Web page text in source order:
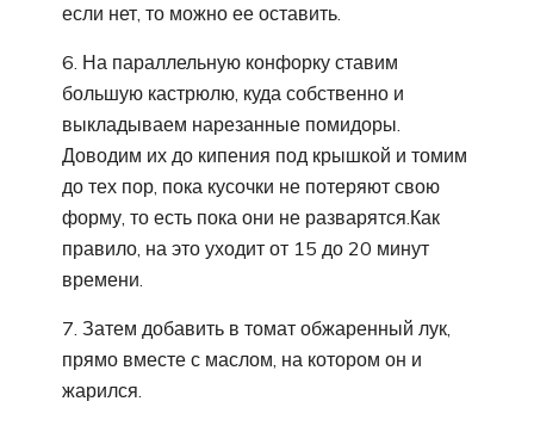
если нет, то можно ее оставить.
6. На параллельную конфорку ставим
большую кастрюлю, куда собственно и
выкладываем нарезанные помидоры.
Доводим их до кипения под крышкой и томим
до тех пор, пока кусочки не потеряют свою
форму, то есть пока они не разварятся.Как
правило, на это уходит от 15 до 20 минут
времени.
7. Затем добавить в томат обжаренный лук,
прямо вместе с маслом, на котором он и
жарился.